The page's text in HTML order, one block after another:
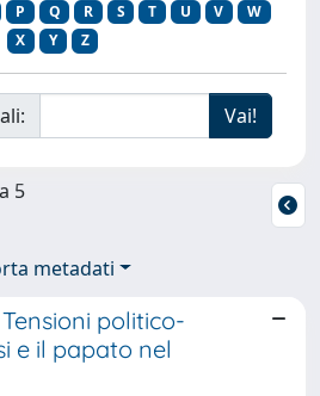
P Q R S T U V
W
X
Y Z
5
metadati
politico-
e il papato nel